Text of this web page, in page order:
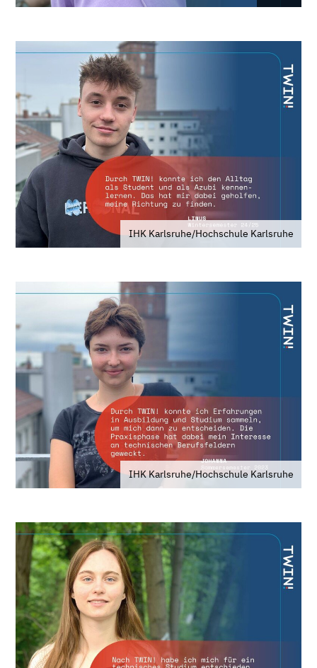
IHK Karlsruhe/Hochschule Karlsruhe
IHK Karlsruhe/Hochschule Karlsruhe